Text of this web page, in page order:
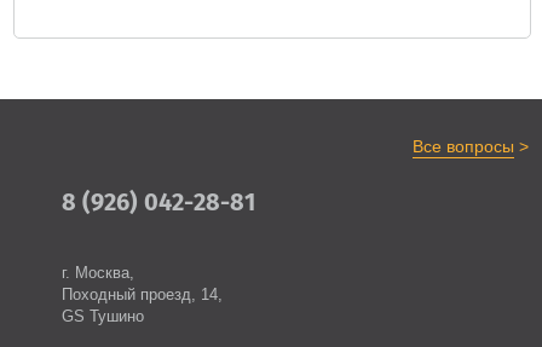
Все вопросы >
8 (926) 042-28-81
г. Москва,
Походный проезд, 14,
GS Тушино